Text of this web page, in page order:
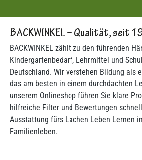
BACKWINKEL – Qualität, seit
BACKWINKEL zählt zu den führenden
Kindergartenbedarf, Lehrmittel und
Deutschland. Wir verstehen Bildung als
das am besten in einem durchdachten
unserem Onlineshop führen Sie klare
hilfreiche Filter und Bewertungen
Ausstattung fürs Lachen Leben Lernen
Familienleben.